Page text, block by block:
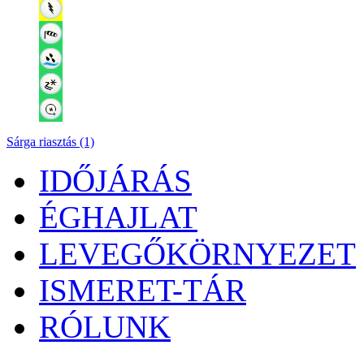
Sárga riasztás (1)
IDŐJÁRÁS
ÉGHAJLAT
LEVEGŐKÖRNYEZET
ISMERET-TÁR
RÓLUNK